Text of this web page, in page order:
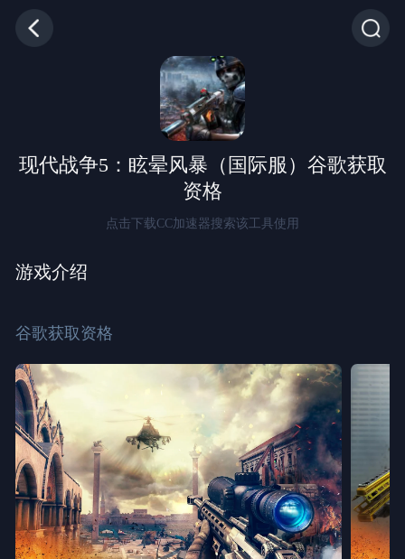
现代战争5：眩晕风暴（国际服）谷歌获取
资格
点击下载CC加速器搜索该工具使用
游戏介绍
谷歌获取资格